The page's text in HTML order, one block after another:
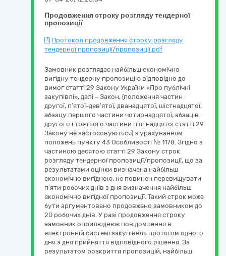
Продовження строку розгляду тендерної
пропозиції
Протокол продовження строку розгляду
тендерної пропозиції/пропозиції.pdf
Замовник розглядає найбільш економічно
вигідну тендерну пропозицію відповідно до
вимог статті 29 Закону України «Про публічні
закупівлі», далі – Закон, (положення частин
другої, п’ятої-дев’ятої, дванадцятої, шістнадцятої,
абзацу першого частини чотирнадцятої, абзаців
другого і третього частини п’ятнадцятої статті 29
Закону не застосовуються) з урахуванням
положень пункту 43 Особливості № 1178. Згідно з
частиною десятою статті 29 Закону строк
розгляду тендерної пропозиції/пропозиції, що за
результатами оцінки визначена найбільш
економічно вигідною, не повинен перевищувати
п’яти робочих днів з дня визначення найбільш
економічно вигідної пропозиції. Такий строк може
бути аргументовано продовжено замовником до
20 робочих днів. У разі продовження строку
замовник оприлюднює повідомлення в
електронній системі закупівель протягом одного
дня з дня прийняття відповідного рішення. За
результатом розкриття пропозицій, найбільш